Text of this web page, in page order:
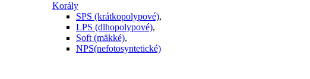
Korály
SPS (krátkopolypové),
LPS (dlhopolypové),
Soft (mäkké),
NPS(nefotosyntetické)